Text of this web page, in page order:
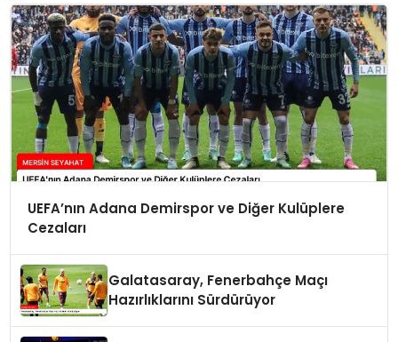
UEFA’nın Adana Demirspor ve Diğer Kulüplere
Cezaları
Galatasaray, Fenerbahçe Maçı
Hazırlıklarını Sürdürüyor